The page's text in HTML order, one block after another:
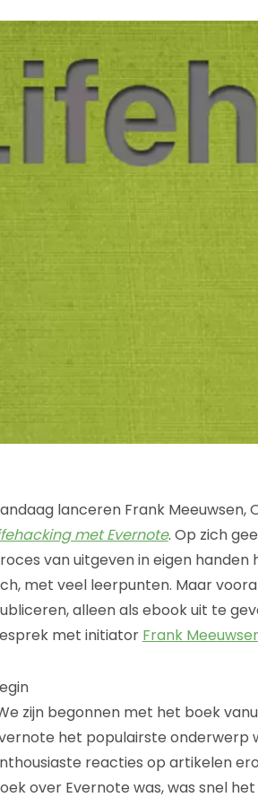
lanceren Frank Meeuwsen,
met Evernote. Op zich
van uitgeven in eigen
met veel leerpunten. Maar
alleen als ebook uit te
met initiator Frank
zijn begonnen met het boek
het populairste onderwerp
reacties op artikelen
over Evernote was, was snel